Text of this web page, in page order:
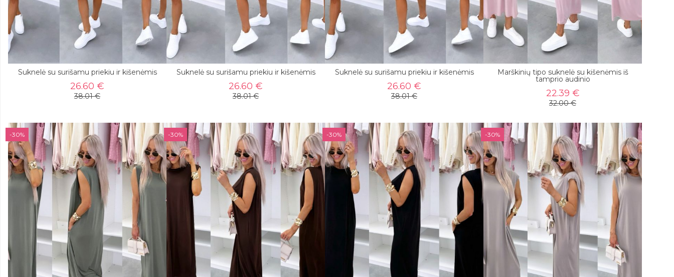
Suknelė su surišamu priekiu ir kišenėmis
26.60 €
38.01 €
Suknelė su surišamu priekiu ir kišenėmis
26.60 €
38.01 €
Suknelė su surišamu priekiu ir kišenėmis
26.60 €
38.01 €
Marškinių tipo suknelė su kišenėmis iš
tamprio audinio
22.39 €
32.00 €
-30% -30% -30% -30%